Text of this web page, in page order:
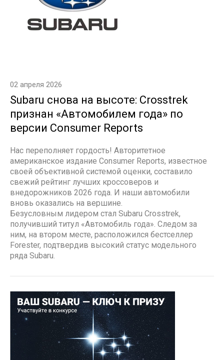
02 апреля 2026
Subaru снова на высоте: Crosstrek
признан «Автомобилем года» по
версии Consumer Reports
Нас переполняет гордость! Авторитетное
американское издание Consumer Reports, известное
своей объективной системой оценки, составило
свежий рейтинг лучших кроссоверов и
внедорожников 2026 года. И наши автомобили
вновь оказались на вершине.
Безусловным лидером стал Subaru Crosstrek,
получивший титул «Автомобиль года». Следом за
ним, на втором месте, расположился бестселлер
Forester, подтвердив высокий статус модельного
ряда Subaru.